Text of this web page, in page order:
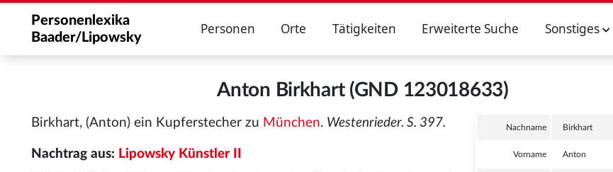
Personenlexika
Baader/Lipowsky
Personen Orte Tätigkeiten Erweiterte Suche Sonstiges
Anton Birkhart (GND 123018633)
Nachname Birkhart
Vorname Anton
Birkhart, (Anton) ein Kupferstecher zu München. Westenrieder. S. 397.
Nachtrag aus: Lipowsky Künstler II